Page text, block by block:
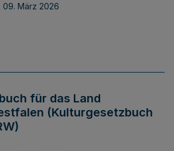
09. März 2026
für das Land
(Kulturgesetzbuch